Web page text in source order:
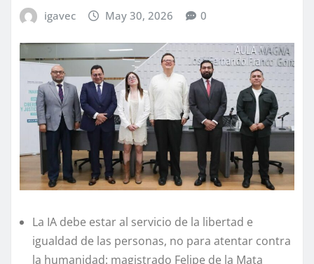
igavec May 30, 2026 0
La IA debe estar al servicio de la libertad e
igualdad de las personas, no para atentar contra
la humanidad: magistrado Felipe de la Mata